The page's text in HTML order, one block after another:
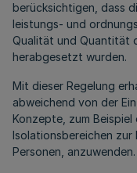
berücksichtigen, dass
leistungs- und
Qualität und Quantität
herabgesetzt wurden.
Mit dieser Regelung
abweichend von der
Konzepte, zum
Isolationsbereichen
Personen, anzuwenden.